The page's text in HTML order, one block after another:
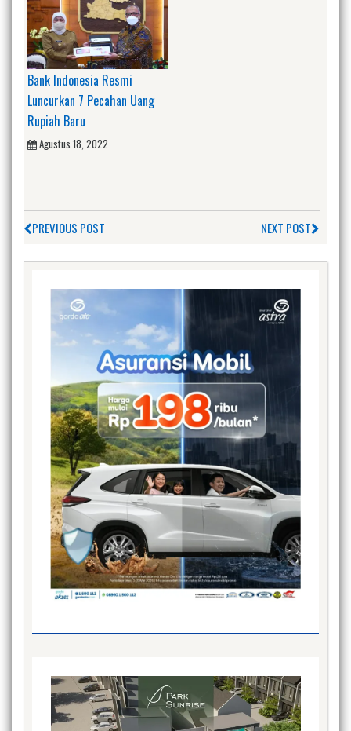
Bank Indonesia Resmi
Luncurkan 7 Pecahan Uang
Rupiah Baru
Agustus 18, 2022
PREVIOUS POST NEXT POST